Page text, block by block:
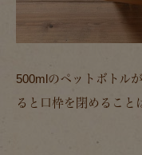
500mlのペットボトル
ると口枠を閉めること